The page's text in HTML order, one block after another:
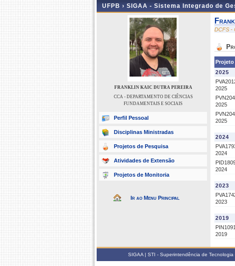
UFPB › SIGAA - Sistema Integrado de
FRANKLIN KAIC DUTRA PEREIRA
CCA - DEPARTAMENTO DE CIÊNCIAS
FUNDAMENTAIS E SOCIAIS
Perfil Pessoal
Disciplinas Ministradas
Projetos de Pesquisa
Atividades de Extensão
Projetos de Monitoria
Ir ao Menu Principal
DCFS -
Projeto
2025
2025
2025
2025
2024
2024
2024
2023
2023
2019
2019
SIGAA | STI - Superintendência de